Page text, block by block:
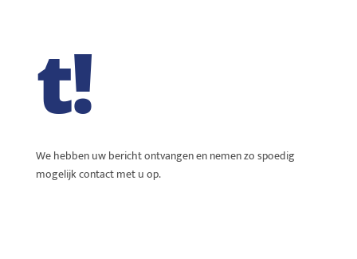
t!
We hebben uw bericht ontvangen en nemen zo spoedig
mogelijk contact met u op.